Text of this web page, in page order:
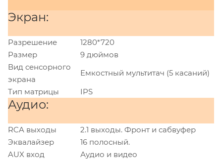
Экран:
Разрешение
1280*720
Размер
9 дюймов
Вид сенсорного
экрана
Емкостный мультитач (5 касаний)
Тип матрицы
IPS
Аудио:
RCA выходы
2.1 выходы. Фронт и сабвуфер
Эквалайзер
16 полосный.
AUX вход
Аудио и видео